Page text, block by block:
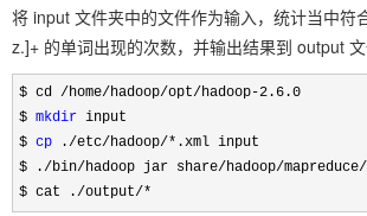
将 input 文件夹中的文件作为输入，统计当中符
z.]+ 的单词出现的次数，并输出结果到 output 文
$ cd /home/hadoop/opt/hadoop-2.6.0
$ mkdir input
$ cp ./etc/hadoop/* .xml input
$ ./bin/hadoop jar share/hadoop/
$ cat ./output/*